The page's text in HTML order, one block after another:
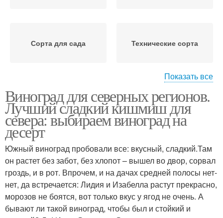
Сорта для сада Технические сорта
Ранние сорта Поздние сорта
Вкусные сорта Сорта от а
Показать все
Виноград для северных регионов.
Лучший сладкий кишмиш для
севера: выбираем виноград на
десерт
Южный виноград пробовали все: вкусный, сладкий.Там
он растет без забот, без хлопот – вышел во двор, сорвал
гроздь, и в рот. Впрочем, и на дачах средней полосы нет-
нет, да встречается: Лидия и Изабелла растут прекрасно,
морозов не боятся, вот только вкус у ягод не очень. А
бывают ли такой виноград, чтобы был и стойкий и